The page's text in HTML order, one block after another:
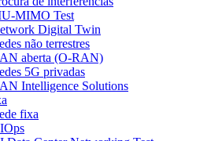
MIMO Test
Digital Twin
não terrestres
aberta (O-RAN)
5G privadas
Intelligence Solutions
fixa